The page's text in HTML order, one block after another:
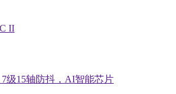
级15轴防抖，AI智能芯片